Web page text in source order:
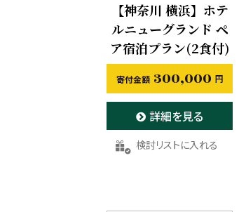
【神奈川 横浜】ホテ
ルニューグランド ペ
ア宿泊プラン(2食付)
300,000
詳細を見る
お気に入りに登録する